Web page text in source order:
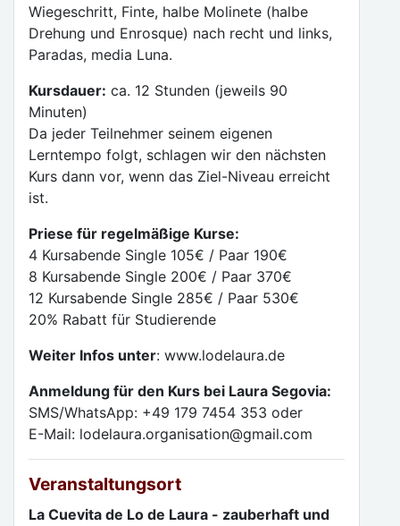
Wiegeschritt, Finte, halbe Molinete (halbe
Drehung und Enrosque) nach recht und links,
Paradas, media Luna.
Kursdauer: ca. 12 Stunden (jeweils 90
Minuten)
Da jeder Teilnehmer seinem eigenen
Lerntempo folgt, schlagen wir den nächsten
Kurs dann vor, wenn das Ziel-Niveau erreicht
ist.
Priese für regelmäßige Kurse:
4 Kursabende Single 105€ / Paar 190€
8 Kursabende Single 200€ / Paar 370€
12 Kursabende Single 285€ / Paar 530€
20% Rabatt für Studierende
Weiter Infos unter: www.lodelaura.de
Anmeldung für den Kurs bei Laura Segovia:
SMS/WhatsApp: +49 179 7454 353 oder
E-Mail: lodelaura.organisation@gmail.com
Veranstaltungsort
La Cuevita de Lo de Laura - zauberhaft und